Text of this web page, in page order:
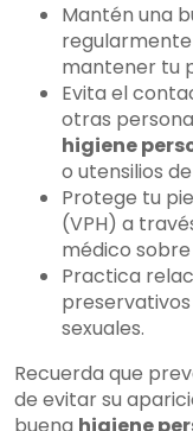
Mantén una
mantener tu
Evita el
otras
higiene
o utensilios
Protege tu
(VPH) a
médico
Practica
sexuales.
Recuerda que
de evitar su